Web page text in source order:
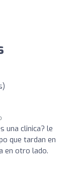
una clinica? le
que tardan en
en otro lado.